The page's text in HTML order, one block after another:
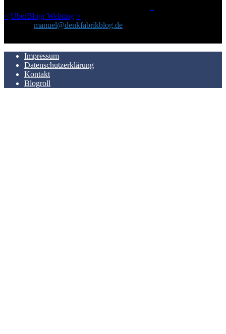
< UberBlogr Webring >
manuel@denkfabrikblog.de
Impressum
Datenschutzerklärung
Kontakt
Blogroll